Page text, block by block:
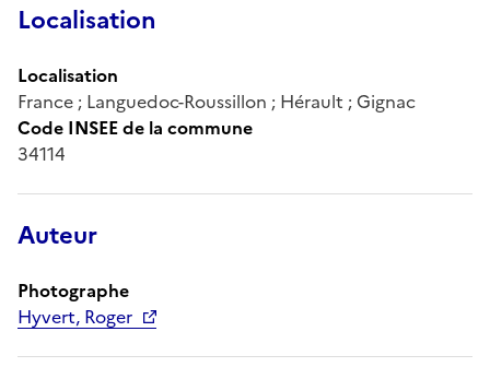
Localisation
Localisation
France ; Languedoc-Roussillon ; Hérault ; Gignac
Code INSEE de la commune
34114
Auteur
Photographe
Hyvert, Roger